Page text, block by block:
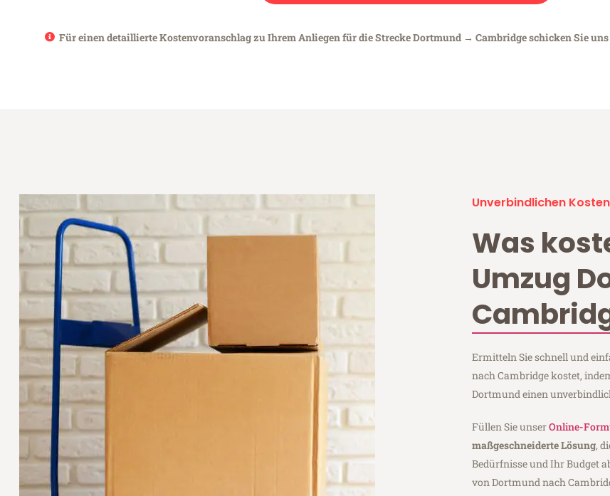
Für einen detaillierte Kostenvoranschlag zu Ihrem Anliegen für die Strecke Dortmund → Cambridge schicken Sie
Unverbindlichen
Was
Umzug
Ermitteln Sie schnell und
nach Cambridge kostet,
Dortmund einen
Füllen Sie unserOnline-
maßgeschneiderte Lösung,
Bedürfnisse und Ihr Budget
von Dortmund nach